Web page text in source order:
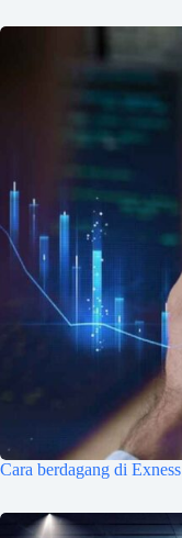
Cara berdagang di